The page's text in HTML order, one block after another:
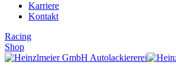
Karriere
Kontakt
Racing
Shop